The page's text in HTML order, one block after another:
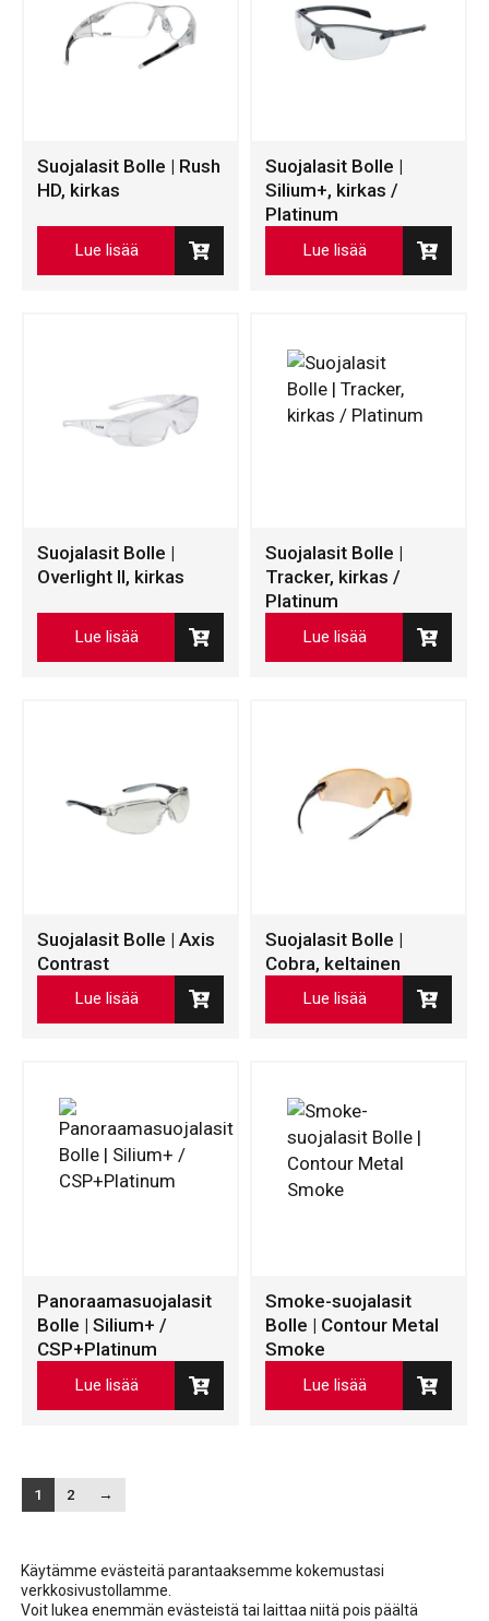
Suojalasit Bolle | Rush
HD, kirkas
Lue lisää
Suojalasit Bolle |
Silium+, kirkas /
Platinum
Lue lisää
Suojalasit Bolle |
Overlight II, kirkas
Lue lisää
Suojalasit Bolle |
Tracker, kirkas /
Platinum
Lue lisää
Suojalasit Bolle | Axis
Contrast
Lue lisää
Suojalasit Bolle |
Cobra, keltainen
Lue lisää
Panoraamasuojalasit
Bolle | Silium+ /
CSP+Platinum
Lue lisää
Smoke-suojalasit
Bolle | Contour Metal
Smoke
Lue lisää
1 2 →
Käytämme evästeitä parantaaksemme kokemustasi
verkkosivustollamme.
Voit lukea enemmän evästeistä tai laittaa niitä pois päältä